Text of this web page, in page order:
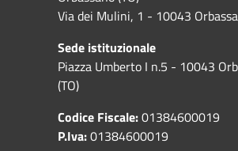
Via dei Mulini, 1 - 10043
Sede istituzionale
Piazza Umberto I n.5 - 10043
(TO)
Codice Fiscale:01384600019
P.Iva:01384600019